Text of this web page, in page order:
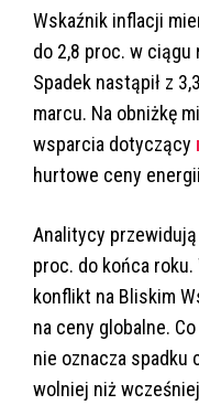
Wskaźnik inflacji
do 2,8 proc. w
Spadek nastąpił z
marcu. Na obniżkę
wsparcia dotyczący
hurtowe ceny
Analitycy
proc. do końca
konflikt na Bliskim
na ceny globalne.
nie oznacza spadku
wolniej niż